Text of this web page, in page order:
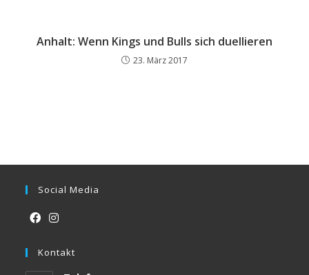
Anhalt: Wenn Kings und Bulls sich duellieren
23. März 2017
Social Media
a
in
a
Kontakt